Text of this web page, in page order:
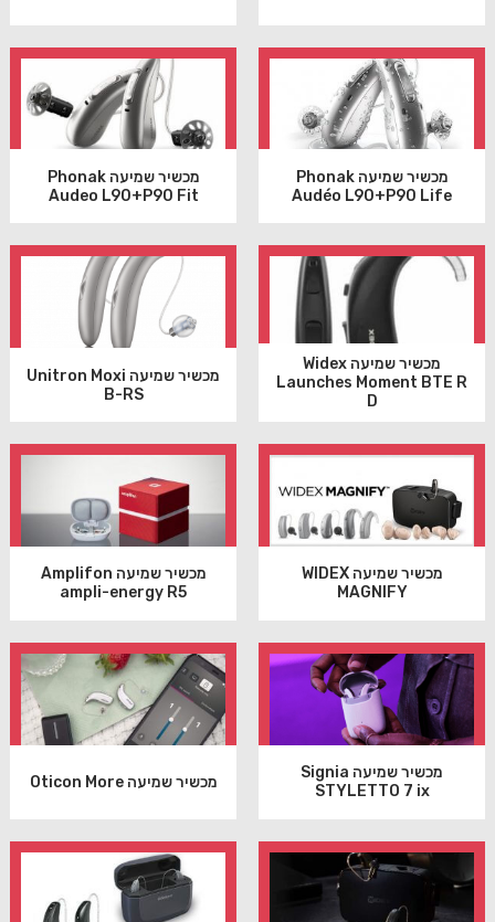
מכשיר שמיעה Phonak
Audéo L90+P90 Life
מכשיר שמיעה Phonak
Audeo L90+P90 Fit
מכשיר שמיעה Widex
Launches Moment BTE R
D
מכשיר שמיעה Unitron Moxi
B-RS
מכשיר שמיעה WIDEX
MAGNIFY
מכשיר שמיעה Amplifon
ampli-energy R5
מכשיר שמיעה Signia
STYLETTO 7 ix
מכשיר שמיעה Oticon More